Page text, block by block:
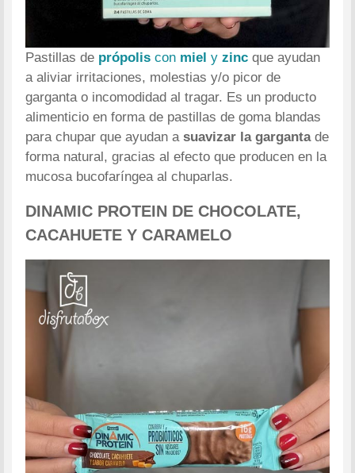
Pastillas de própolis con miel yzinc que ayudan
a aliviar irritaciones, molestias y/o picor de
garganta o incomodidad al tragar. Es un producto
alimenticio en forma de pastillas de goma blandas
para chupar que ayudan asuavizar la gargantade
forma natural, gracias al efecto que producen en la
mucosa bucofaríngea al chuparlas.
DINAMIC PROTEIN DE CHOCOLATE,
CACAHUETE Y CARAMELO